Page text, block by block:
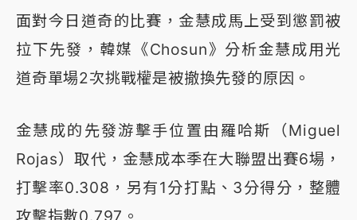
面對今日道奇的比賽，金慧成馬上受到懲罰被
拉下先發，韓媒《Chosun》分析金慧成用光
道奇單場2次挑戰權是被撤換先發的原因。
金慧成的先發游擊手位置由羅哈斯（Miguel
Rojas）取代，金慧成本季在大聯盟出賽6場，
打擊率0.308，另有1分打點、3分得分，整體